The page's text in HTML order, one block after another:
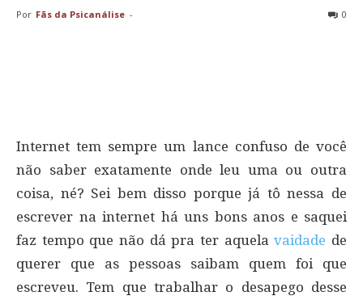
Por Fãs da Psicanálise - 0
Internet tem sempre um lance confuso de você
não saber exatamente onde leu uma ou outra
coisa, né? Sei bem disso porque já tô nessa de
escrever na internet há uns bons anos e saquei
faz tempo que não dá pra ter aquelavaidade de
querer que as pessoas saibam quem foi que
escreveu. Tem que trabalhar o desapego desse